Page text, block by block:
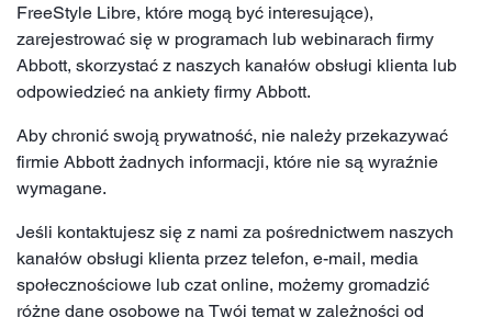
FreeStyle Libre, które mogą być interesujące),
zarejestrować się w programach lub webinarach firmy
Abbott, skorzystać z naszych kanałów obsługi klienta lub
odpowiedzieć na ankiety firmy Abbott.
Aby chronić swoją prywatność, nie należy przekazywać
firmie Abbott żadnych informacji, które nie są wyraźnie
wymagane.
Jeśli kontaktujesz się z nami za pośrednictwem naszych
kanałów obsługi klienta przez telefon, e-mail, media
społecznościowe lub czat online, możemy gromadzić
różne dane osobowe na Twój temat w zależności od